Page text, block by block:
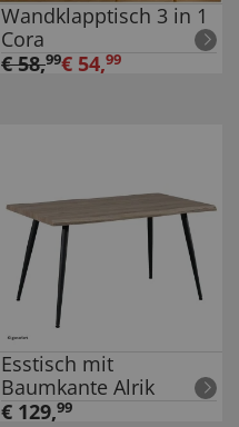
Wandklapptisch 3 in 1
Cora
€58,99€ 54,99
Esstisch mit
Baumkante Alrik
€ 129,99